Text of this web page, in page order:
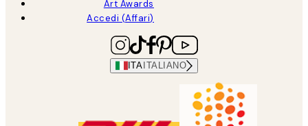
Art Awards
Accedi (Affari)
ITA ITALIANO